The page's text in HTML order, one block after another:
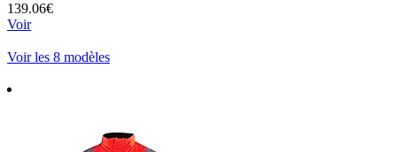
139.06€
Voir
Voir les 8 modèles